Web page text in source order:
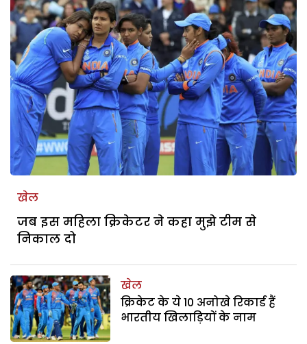
खेल
जब इस महिला क्रिकेटर ने कहा मुझे टीम से
निकाल दो
खेल
क्रिकेट के ये 10 अनोखे रिकार्ड हैं
भारतीय खिलाड़ियों के नाम